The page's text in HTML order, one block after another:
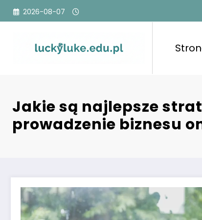
Przejdź
2026-08-07
Jakie są najlepsze
prowadzenie biznesu